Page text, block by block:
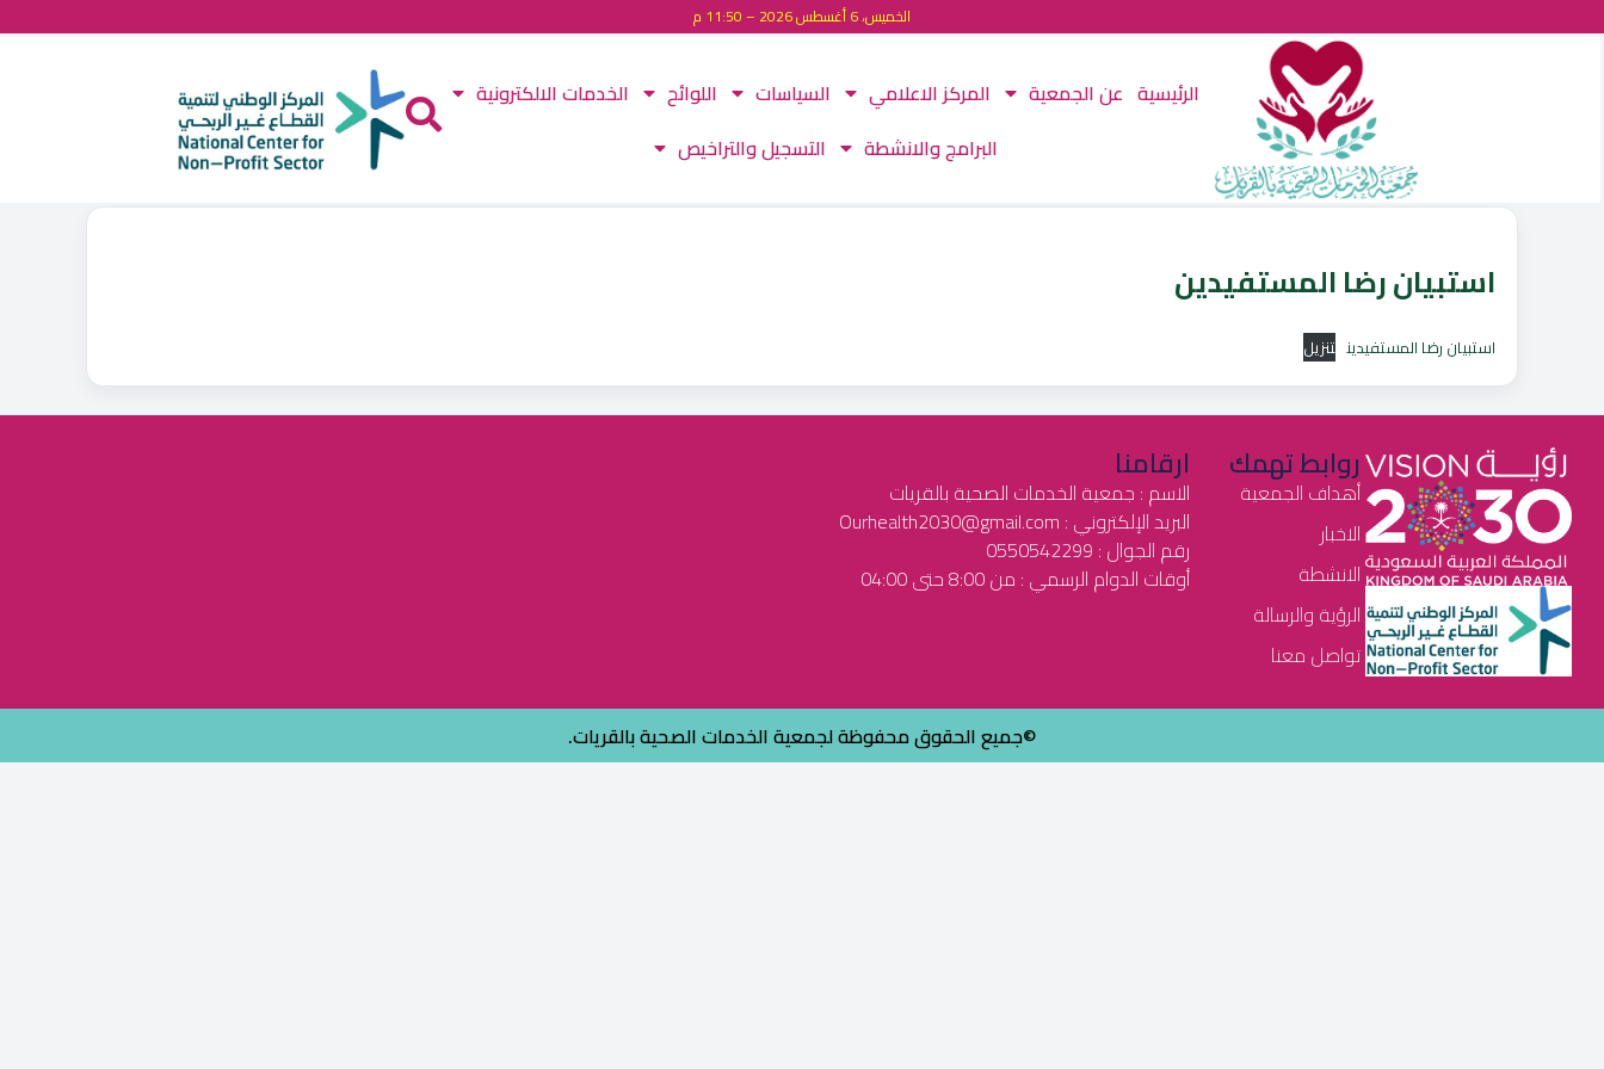
الخميس، 6 أغسطس 2026 – 11:50 م
الرئيسية عن الجمعية المركز الاعلامي السياسات اللوائح
الخدمات الالكترونية
البرامج والانشطة
التسجيل والتراخيص
استبيان رضا المستفيدين
استبيان رضا المستفيدين تنزيل
روابط تهمك
أهداف الجمعية
الاخبار
الانشطة
الرؤية والرسالة
تواصل معنا
ارقامنا
الاسم : جمعية الخدمات الصحية بالقريات
البريد الإلكتروني : Ourhealth2030@gmail.com
رقم الجوال : 0550542299
أوقات الدوام الرسمي : من 8:00 حتى 04:00
©جميع الحقوق محفوظة لجمعية الخدمات الصحية بالقريات.